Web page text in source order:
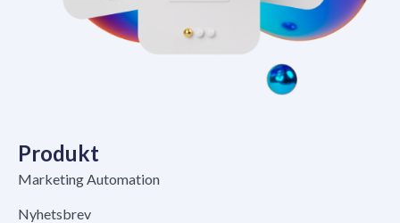
Produkt
Marketing Automation
Nyhetsbrev